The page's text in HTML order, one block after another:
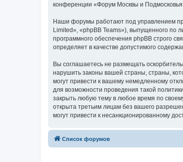
конференции «Форум Москвы и
Наши форумы работают под управлением
Limited», «phpBB Teams»), выпущенного по
программного обеспечения phpBB строго
определяет в качестве допустимого
Вы соглашаетесь не размещать
нарушить законы вашей страны, страны,
могут привести к вашему немедленному
для возможности проведения такой
закрыть любую тему в любое время по
открыта третьим лицам без вашего
могут привести к несанкционированному
Список форумов